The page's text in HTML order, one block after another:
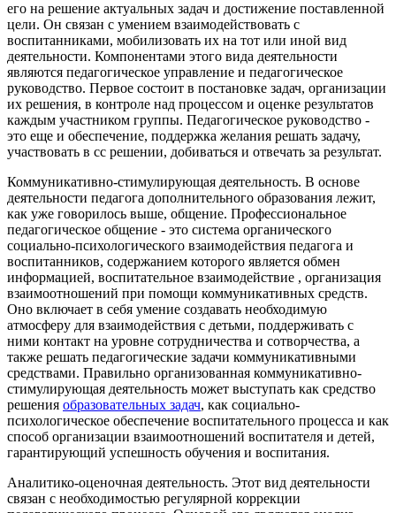
его на решение актуальных задач и достижение поставленной
цели. Он связан с умением взаимодействовать с
воспитанниками, мобилизовать их на тот или иной вид
деятельности. Компонентами этого вида деятельности
являются педагогическое управление и педагогическое
руководство. Первое состоит в постановке задач, организации
их решения, в контроле над процессом и оценке результатов
каждым участником группы. Педагогическое руководство -
это еще и обеспечение, поддержка желания решать задачу,
участвовать в сс решении, добиваться и отвечать за результат.
Коммуникативно-стимулирующая деятельность. В основе
деятельности педагога дополнительного образования лежит,
как уже говорилось выше, общение. Профессиональное
педагогическое общение - это система органического
социально-психологического взаимодействия педагога и
воспитанников, содержанием которого является обмен
информацией, воспитательное взаимодействие , организация
взаимоотношений при помощи коммуникативных средств.
Оно включает в себя умение создавать необходимую
атмосферу для взаимодействия с детьми, поддерживать с
ними контакт на уровне сотрудничества и сотворчества, а
также решать педагогические задачи коммуникативными
средствами. Правильно организованная коммуникативно-
стимулирующая деятельность может выступать как средство
решения образовательных задач, как социально-
психологическое обеспечение воспитательного процесса и как
способ организации взаимоотношений воспитателя и детей,
гарантирующий успешность обучения и воспитания.
Аналитико-оценочная деятельность. Этот вид деятельности
связан с необходимостью регулярной коррекции